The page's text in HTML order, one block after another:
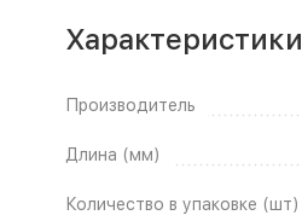
Характеристики
Производитель
Длина (мм)
Количество в упаковке (шт)